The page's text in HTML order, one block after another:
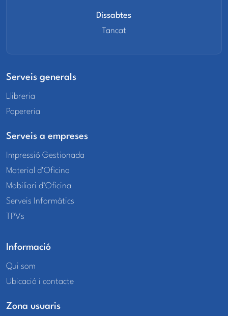
Dissabtes
Tancat
Serveis generals
Llibreria
Papereria
Serveis a empreses
Impressió Gestionada
Material d’Oficina
Mobiliari d’Oficina
Serveis Informàtics
TPVs
Informació
Qui som
Ubicació i contacte
Zona usuaris